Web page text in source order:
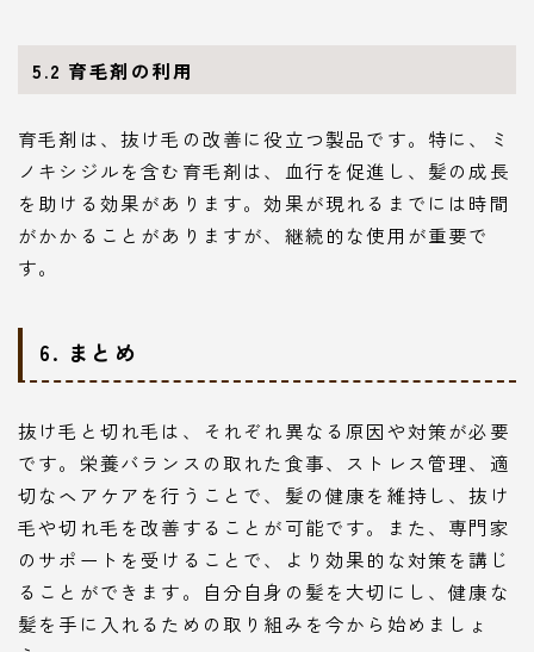
5.2 育毛剤の利用
育毛剤は、抜け毛の改善に役立つ製品です。特に、ミ
ノキシジルを含む育毛剤は、血行を促進し、髪の成長
を助ける効果があります。効果が現れるまでには時間
がかかることがありますが、継続的な使用が重要で
す。
6. まとめ
抜け毛と切れ毛は、それぞれ異なる原因や対策が必要
です。栄養バランスの取れた食事、ストレス管理、適
切なヘアケアを行うことで、髪の健康を維持し、抜け
毛や切れ毛を改善することが可能です。また、専門家
のサポートを受けることで、より効果的な対策を講じ
ることができます。自分自身の髪を大切にし、健康な
髪を手に入れるための取り組みを今から始めましょ